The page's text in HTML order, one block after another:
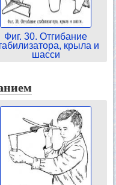
Фиг. 30. Отгибание
крыла и
шасси